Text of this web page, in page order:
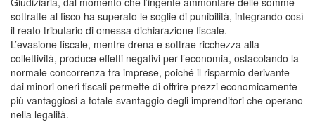
sottratte al fisco ha superato le soglie di punibilità, integrando così
il reato tributario di omessa dichiarazione fiscale.
L’evasione fiscale, mentre drena e sottrae ricchezza alla
collettività, produce effetti negativi per l’economia, ostacolando la
normale concorrenza tra imprese, poiché il risparmio derivante
dai minori oneri fiscali permette di offrire prezzi economicamente
più vantaggiosi a totale svantaggio degli imprenditori che operano
nella legalità.